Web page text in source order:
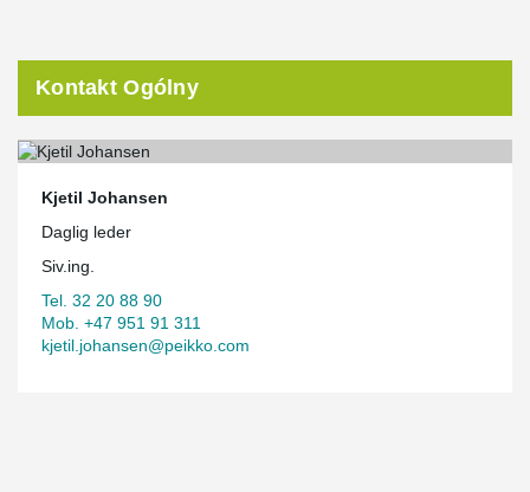
Kontakt Ogólny
Kjetil Johansen
Daglig leder
Siv.ing.
Tel. 32 20 88 90
Mob. +47 951 91 311
kjetil.johansen@peikko.com